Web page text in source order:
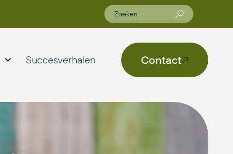
Succesverhalen Contact